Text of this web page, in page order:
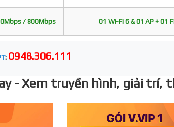
/ 800Mbps 01 Wi-Fi 6 & 01 AP + 01
: 0948.306.111
- Xem truyền hình, giải trí,